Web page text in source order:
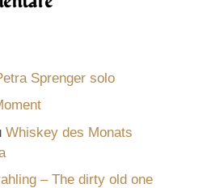
Sprenger solo
Whiskey des Monats
– The dirty old one